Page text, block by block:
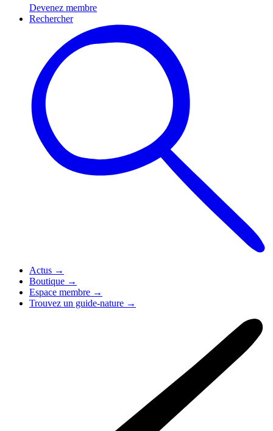
Devenez membre
Rechercher
Actus →
Boutique →
Espace membre →
Trouvez un guide-nature →